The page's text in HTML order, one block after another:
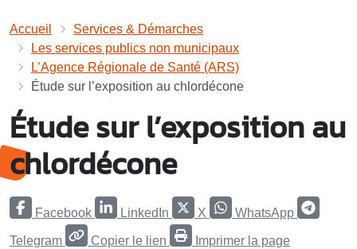
Accueil
Services & Démarches
Les services publics non municipaux
L’Agence Régionale de Santé (ARS)
Étude sur l’exposition au chlordécone
Étude sur l’exposition au
chlordécone
Facebook LinkedIn X WhatsApp
Telegram Copier le lien Imprimer la page